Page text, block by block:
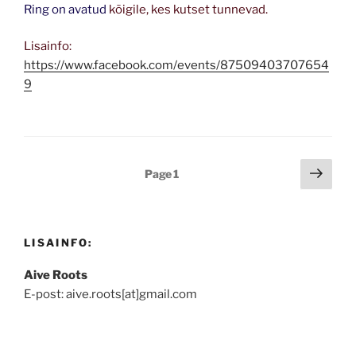
Ring on avatud kõigile, kes kutset tunnevad.
Lisainfo:
https://www.facebook.com/events/87509403707654
9
Page1
Next
page
LISAINFO:
Aive Roots
E-post: aive.roots[at]gmail.com